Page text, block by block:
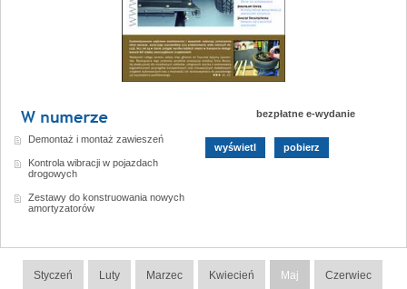
Demontaż i montaż zawieszeń
Kontrola wibracji w pojazdach
drogowych
Zestawy do konstruowania nowych
amortyzatorów
bezpłatne e-wydanie
wyświetl pobierz
Styczeń Luty Marzec Kwiecień Maj Czerwiec